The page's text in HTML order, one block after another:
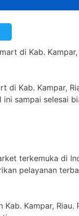
di Kab. Kampar,
di Kab. Kampar,
sampai selesai
terkemuka di
pelayanan
Kampar, Riau.